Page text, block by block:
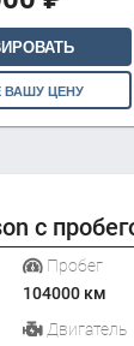
ВАШУ ЦЕНУ
с
Пробег
104000 км
Двигатель